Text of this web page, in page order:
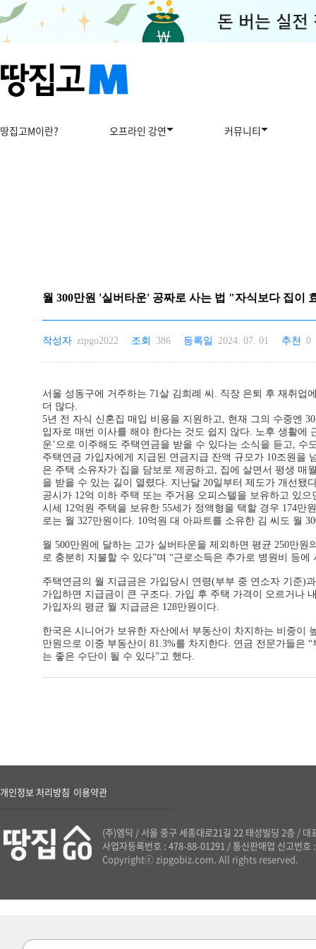
땅집고M이란? 오프라인 강연 커뮤니티
월 300만원 '실버타운' 공짜로 사는 법 "자식보다 집이
작성자 zipgo2022 조회 386 등록일 2024. 07. 01 추천 0
서울 성동구에 거주하는 71살 김희례 씨. 직장 은퇴 후 재취
더 많다.
5년 전 자식 신혼집 매입 비용을 지원하고, 현재 그의 수중엔
입자로 매번 이사를 해야 한다는 것도 쉽지 않다. 노후 생활에
운’으로 이주해도 주택연금을 받을 수 있다는 소식을 듣고,
주택연금 가입자에게 지급된 연금지급 잔액 규모가 10조원을
은 주택 소유자가 집을 담보로 제공하고, 집에 살면서 평생
을 받을 수 있는 길이 열렸다. 지난달 20일부터 제도가 개선됐
공시가 12억 이하 주택 또는 주거용 오피스텔을 보유하고 있
시세 12억원 주택을 보유한 55세가 정액형을 택할 경우 174만
로는 월 327만원이다. 10억원 대 아파트를 소유한 김 씨도 월
월 500만원에 달하는 고가 실버타운을 제외하면 평균 250만
로 충분히 지불할 수 있다”며 “근로소득은 추가로 병원비 등에
주택연금의 월 지급금은 가입당시 연령(부부 중 연소자 기준)
가입하면 지급금이 큰 구조다. 가입 후 주택 가격이 오르거나
가입자의 평균 월 지급금은 128만원이다.
한국은 시니어가 보유한 자산에서 부동산이 차지하는 비중이
만원으로 이중 부동산이 81.3%를 차지한다. 연금 전문가들은
는 좋은 수단이 될 수 있다”고 했다.
(주)엠딕 / 서울 중구 세종대로21길 22 태성빌딩 2층 / 대
사업자등록번호 : 478-88-01291 /통신판매업 신고번
Copyrightⓒ zipgobiz.com. All rights reserved.
개인정보 처리방침/이용약관